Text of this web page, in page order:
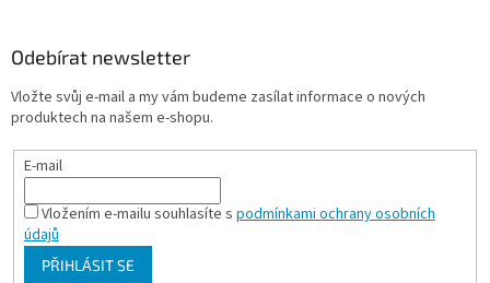
Odebírat newsletter
Vložte svůj e-mail a my vám budeme zasílat informace o nových
produktech na našem e-shopu.
E-mail
Vložením e-mailu souhlasíte s podmínkami ochrany osobních
údajů
PŘIHLÁSIT SE